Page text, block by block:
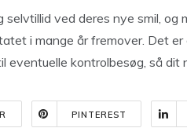
ved deres nye smil, og
i mange år fremover. Det
kontrolbesøg, så dit
PINTEREST